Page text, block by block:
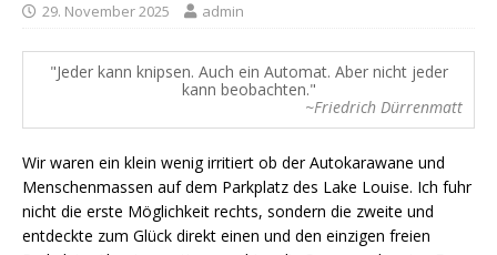
29. November 2025 admin
Jeder kann knipsen. Auch ein Automat. Aber nicht jeder
kann beobachten.
~Friedrich Dürrenmatt
Wir waren ein klein wenig irritiert ob der Autokarawane und
Menschenmassen auf dem Parkplatz des Lake Louise. Ich fuhr
nicht die erste Möglichkeit rechts, sondern die zweite und
entdeckte zum Glück direkt einen und den einzigen freien